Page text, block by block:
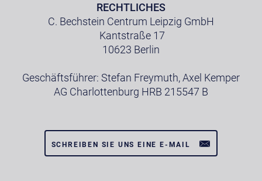
RECHTLICHES
C. Bechstein Centrum Leipzig GmbH
Kantstraße 17
10623 Berlin
Geschäftsführer: Stefan Freymuth, Axel Kemper
AG Charlottenburg HRB 215547 B
SCHREIBEN SIE UNS EINE E-MAIL